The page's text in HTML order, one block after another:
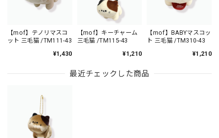
【mof】テノリマスコ
ット 三毛猫 /TM111-43
¥1,430
【mof】キーチャーム
三毛猫 /TM115-43
¥1,210
【mof】BABYマスコッ
ト 三毛猫 /TM310-43
¥1,210
最近チェックした商品